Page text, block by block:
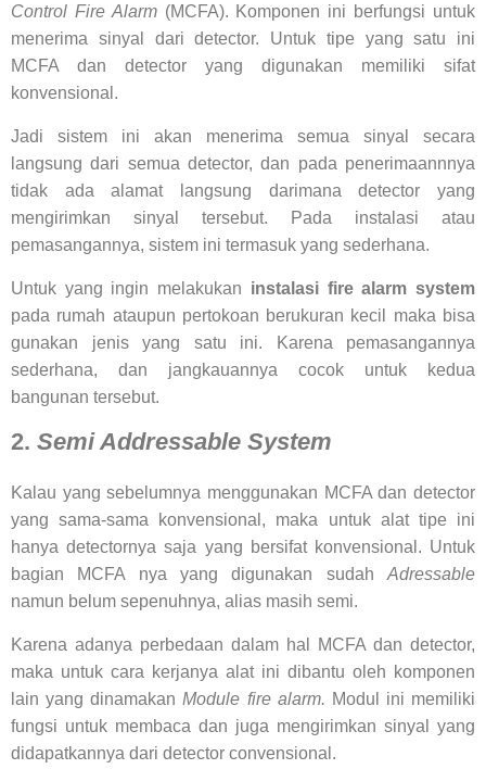
Control Fire Alarm (MCFA). Komponen ini berfungsi untuk
menerima sinyal dari detector. Untuk tipe yang satu ini
MCFA dan detector yang digunakan memiliki sifat
konvensional.
Jadi sistem ini akan menerima semua sinyal secara
langsung dari semua detector, dan pada penerimaannnya
tidak ada alamat langsung darimana detector yang
mengirimkan sinyal tersebut. Pada instalasi atau
pemasangannya, sistem ini termasuk yang sederhana.
Untuk yang ingin melakukan instalasi fire alarm system
pada rumah ataupun pertokoan berukuran kecil maka bisa
gunakan jenis yang satu ini. Karena pemasangannya
sederhana, dan jangkauannya cocok untuk kedua
bangunan tersebut.
2. Semi Addressable System
Kalau yang sebelumnya menggunakan MCFA dan detector
yang sama-sama konvensional, maka untuk alat tipe ini
hanya detectornya saja yang bersifat konvensional. Untuk
bagian MCFA nya yang digunakan sudah Adressable
namun belum sepenuhnya, alias masih semi.
Karena adanya perbedaan dalam hal MCFA dan detector,
maka untuk cara kerjanya alat ini dibantu oleh komponen
lain yang dinamakanModule fire alarm. Modul ini memiliki
fungsi untuk membaca dan juga mengirimkan sinyal yang
didapatkannya dari detector convensional.